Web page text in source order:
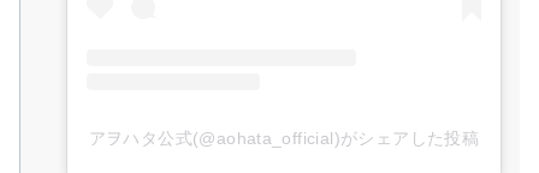
アヲハタ公式(@aohata_official)がシェアした投稿